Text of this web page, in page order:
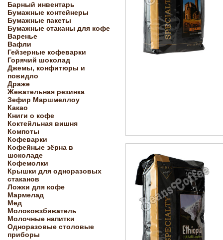
Барный инвентарь
Бумажные контейнеры
Бумажные пакеты
Бумажные стаканы для кофе
Варенье
Вафли
Гейзерные кофеварки
Горячий шоколад
Джемы, конфитюры и
повидло
Драже
Жевательная резинка
Зефир Маршмеллоу
Какао
Книги о кофе
Коктейльная вишня
Компоты
Кофеварки
Кофейные зёрна в
шоколаде
Кофемолки
Крышки для одноразовых
стаканов
Ложки для кофе
Мармелад
Мед
Молоковзбиватель
Молочные напитки
Одноразовые столовые
приборы